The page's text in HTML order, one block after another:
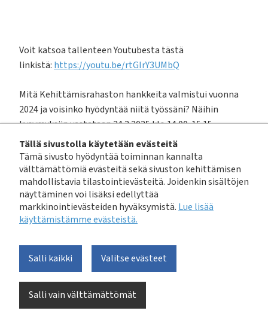
Tällä sivustolla käytetään evästeitä
Tämä sivusto hyödyntää toiminnan kannalta
välttämättömiä evästeitä sekä sivuston kehittämisen
mahdollistavia tilastointievästeitä. Joidenkin sisältöjen
näyttäminen voi lisäksi edellyttää
markkinointievästeiden hyväksymistä. Lue lisää
käyttämistämme evästeistä.​​​​​​
Salli kaikki
Salli vain välttämättömät
Valitse evästeet
Voit katsoa tallenteen Youtubesta tästä
linkistä: https://youtu.be/rtGIrY3UMbQ
Mitä Kehittämisrahaston hankkeita valmistui vuonna
2024 ja voisinko hyödyntää niitä työssäni? Näihin
kysymyksiin vastataan 24.3.2025 klo 14.00-15.15
järjestettävässä webinaarissa, jossa tehdään viime
vuonna valmistuneet Kehittämisrahaston hankkeet
tutuiksi lyhyiden tietoiskujen avulla.
Ohjelma
Tervetuloa
Saijariina Toivikko, Vesilaitosyhdistys
Ohje ja malli pitkän aikavälin investointisuunnitelman
Terhi Renko, AFRY